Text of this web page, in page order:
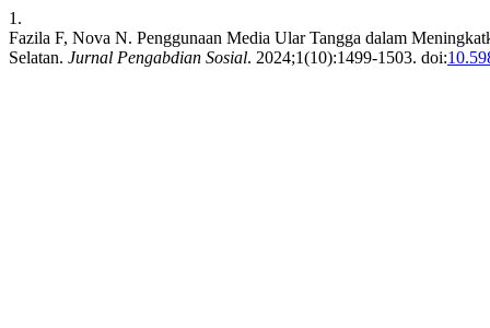
1.
Fazila F, Nova N. Penggunaan Media Ular Tangga dalam
Selatan. Jurnal Pengabdian Sosial. 2024;1(10):1499-1503. doi: